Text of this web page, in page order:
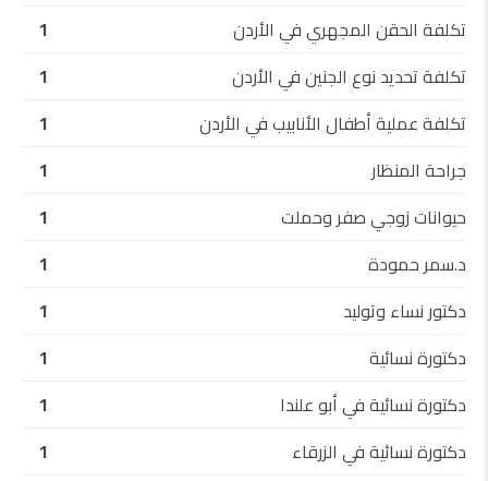
تكلفة الحقن المجهري في الأردن
1
تكلفة تحديد نوع الجنين في الأردن
1
تكلفة عملية أطفال الأنابيب في الأردن
1
جراحة المنظار
1
حيوانات زوجي صفر وحملت
1
د.سمر حمودة
1
دكتور نساء وتوليد
1
دكتورة نسائية
1
دكتورة نسائية في أبو علندا
1
دكتورة نسائية في الزرقاء
1